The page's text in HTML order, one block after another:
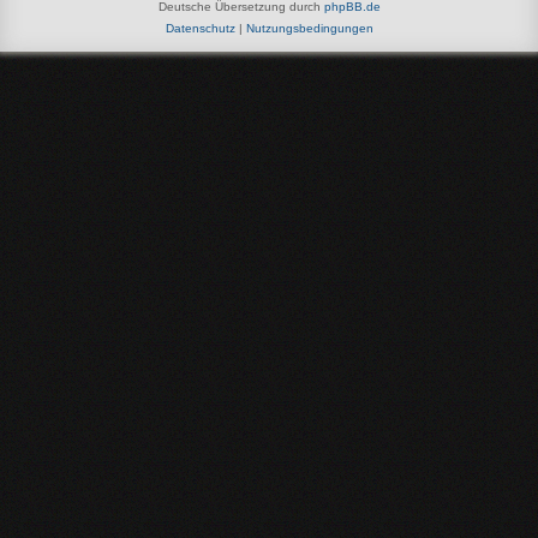
Deutsche Übersetzung durch phpBB.de
Datenschutz| Nutzungsbedingungen